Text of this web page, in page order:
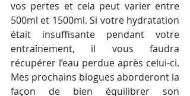
vos pertes et cela peut varier entre
500ml et 1500ml. Si votre hydratation
était insuffisante pendant votre
entraînement, il vous faudra
récupérer l’eau perdue après celui-ci.
Mes prochains blogues aborderont la
façon de bien équilibrer son